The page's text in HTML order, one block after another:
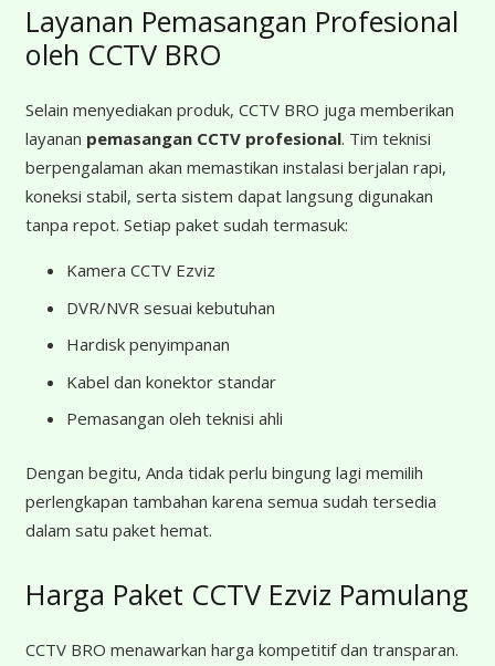
Layanan Pemasangan Profesional
oleh CCTV BRO
Selain menyediakan produk, CCTV BRO juga memberikan
layanan pemasangan CCTV profesional. Tim teknisi
berpengalaman akan memastikan instalasi berjalan rapi,
koneksi stabil, serta sistem dapat langsung digunakan
tanpa repot. Setiap paket sudah termasuk:
Kamera CCTV Ezviz
DVR/NVR sesuai kebutuhan
Hardisk penyimpanan
Kabel dan konektor standar
Pemasangan oleh teknisi ahli
Dengan begitu, Anda tidak perlu bingung lagi memilih
perlengkapan tambahan karena semua sudah tersedia
dalam satu paket hemat.
Harga Paket CCTV Ezviz Pamulang
CCTV BRO menawarkan harga kompetitif dan transparan.